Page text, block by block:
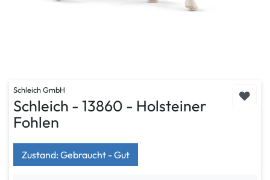
Schleich GmbH
Schleich - 13860 - Holsteiner
Fohlen
Zustand: Gebraucht - Gut